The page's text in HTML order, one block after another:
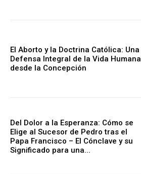
El Aborto y la Doctrina Católica: Una
Defensa Integral de la Vida Humana
desde la Concepción
Del Dolor a la Esperanza: Cómo se
Elige al Sucesor de Pedro tras el
Papa Francisco – El Cónclave y su
Significado para una...